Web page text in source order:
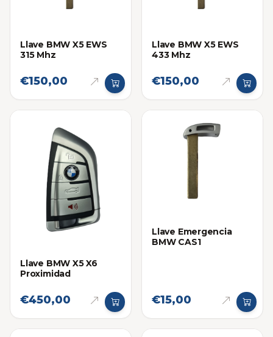
Llave BMW X5 EWS
315 Mhz
€150,00
Llave BMW X5 EWS
433 Mhz
€150,00
Llave BMW X5 X6
Proximidad
€450,00
Llave Emergencia
BMW CAS1
€15,00